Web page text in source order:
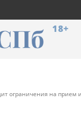
18+
ограничения на прием